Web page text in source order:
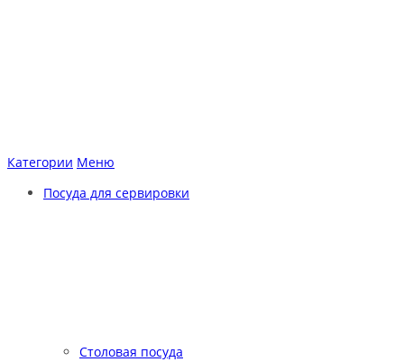
Категории Меню
Посуда для сервировки
Столовая посуда